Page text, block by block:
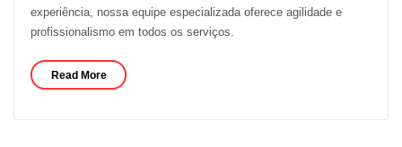
experiência, nossa equipe especializada oferece agilidade e
profissionalismo em todos os serviços.
Read More